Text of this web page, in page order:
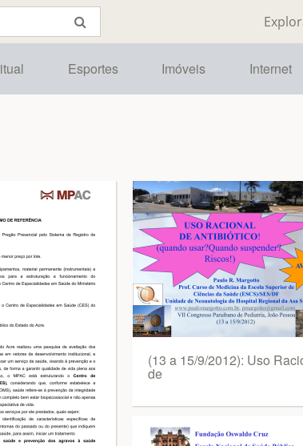
Esportes Imóveis Internet
(13 a 15/9/2012): Uso
de